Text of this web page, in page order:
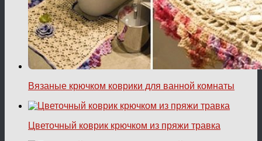
Вязаные крючком коврики для ванной комнаты
Цветочный коврик крючком из пряжи травка